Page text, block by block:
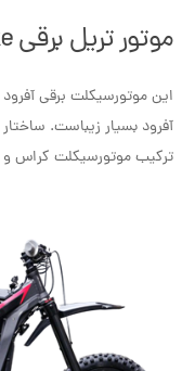
موتور تریل برقی Sur-Ron Electric X Dirt Bike
این موتورسیکلت برقی
ترکیب موتورسیکلت کراس